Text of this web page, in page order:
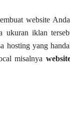
website
ukuran iklan
hosting yang
misalnya